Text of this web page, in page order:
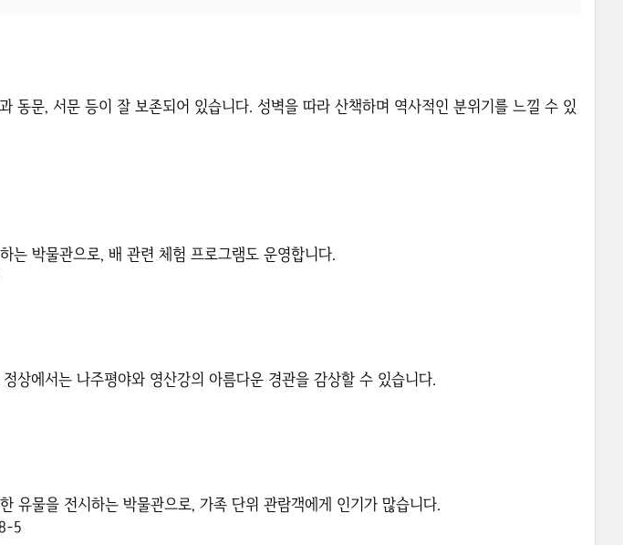
동문, 서문 등이 잘 보존되어 있습니다. 성벽을 따라 산책하며 역사적인 분위기를 느낄 수 있
는 박물관으로, 배 관련 체험 프로그램도 운영합니다.
상에서는 나주평야와 영산강의 아름다운 경관을 감상할 수 있습니다.
유물을 전시하는 박물관으로, 가족 단위 관람객에게 인기가 많습니다.
5